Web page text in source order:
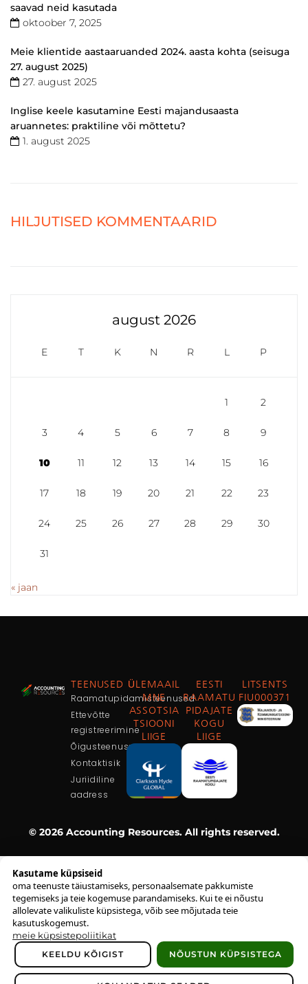
Kasutame küpsiseid
oma teenuste täiustamiseks, personaalsemate pakkumiste
tegemiseks ja teie kogemuse parandamiseks. Kui te ei nõustu
allolevate valikuliste küpsistega, võib see mõjutada teie
kasutuskogemust.
meie küpsistepoliitikat
KEELDU KÕIGIST NÕUSTUN KÜPSISTEGA
saavad neid kasutada
oktoober 7, 2025
Meie klientide aastaaruanded 2024. aasta kohta (seisuga
27. august 2025)
27. august 2025
Inglise keele kasutamine Eesti majandusaasta
aruannetes: praktiline või mõttetu?
1. august 2025
HILJUTISED KOMMENTAARID
august 2026
E T K N R L P
1 2
3 4 5 6 7 8 9
10 11 12 13 14 15 16
17 18 19 20 21 22 23
24 25 26 27 28 29 30
31
« jaan
TEENUSED
Raamatupidamisteenused
Ettevõtte
registreerimine
Õigusteenused
Kontaktisik
Juriidiline
aadress
ÜLEMAAIL
MNE
ASSOTSIA
TSIOONI
LIIGE
EESTI
RAAMATU
PIDAJATE
KOGU
LIIGE
LITSENTS
FIU000371
© 2026 Accounting Resources. All rights reserved.